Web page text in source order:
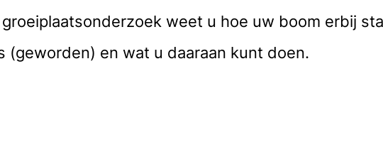
weet u hoe uw boom erbij
en wat u daaraan kunt doen.